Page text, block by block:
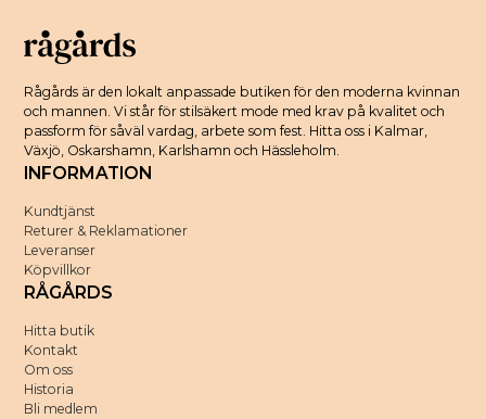
Rågårds är den lokalt anpassade butiken för den moderna kvinnan
och mannen. Vi står för stilsäkert mode med krav på kvalitet och
passform för såväl vardag, arbete som fest. Hitta oss i Kalmar,
Växjö, Oskarshamn, Karlshamn och Hässleholm.
INFORMATION
Kundtjänst
Returer & Reklamationer
Leveranser
Köpvillkor
RÅGÅRDS
Hitta butik
Kontakt
Om oss
Historia
Bli medlem